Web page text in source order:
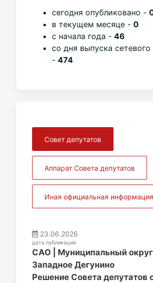
cегодня опубликовано -
в текущем месяце - 0
с начала года - 46
со дня выпуска сетевого
- 474
Совет депутатов
Аппарат Совета депутатов
Иная официальная информация
23.06.2026
дата публикации
САО | Муниципальный округ
Западное Дегунино
Решение Совета депутатов